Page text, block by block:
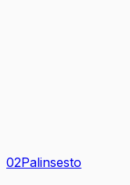
02Palinsesto